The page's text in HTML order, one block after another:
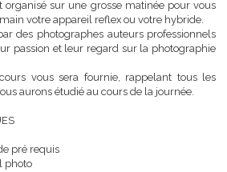
deux temps: exercices dans le
et mise en application en extérieur.
organisé sur une grosse matinée pour
main votre appareil reflex ou votre
par des photographes auteurs
leur passion et leur regard sur la
cours vous sera fournie, rappelant
aurons étudié au cours de la journée.